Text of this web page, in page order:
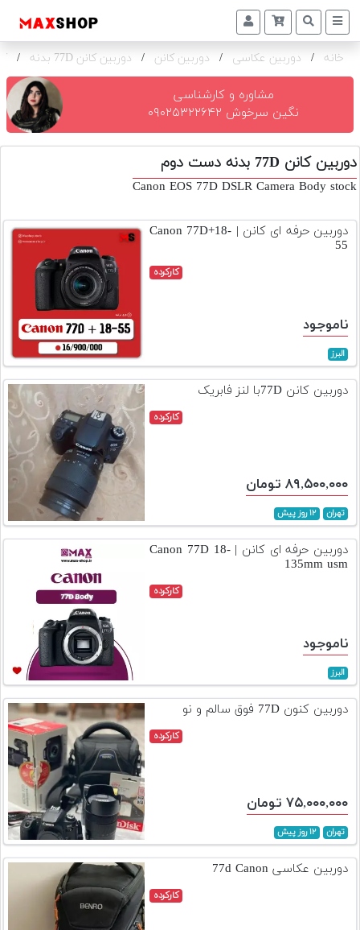
دوربین
و
تجهیزات
و
اکسسوری
دوم
اجاره
دوربین
و
تجهیزات
محصول
دست
دوم
لیست
قیمت
خانه / دوربین عکاسی / دوربین کانن / دوربین کانن 77D بدنه /
مشاوره و کارشناسی
نگین سرخوش ۰۹۰۲۵۳۲۲۶۴۲
دوربین کانن 77D بدنه دست دوم
Canon EOS 77D DSLR Camera Body stock
دوربین حرفه ای کانن | Canon 77D+18-
55
کارکرده
ناموجود
البرز
دوربین کانن 77Dبا لنز فابریک
کارکرده
۸۹,۵۰۰,۰۰۰ تومان
تهران ۱۲ روز پیش
دوربین حرفه ای کانن | Canon 77D 18-
135mm usm
کارکرده
ناموجود
البرز
دوربین کنون 77D فوق سالم و نو
کارکرده
۷۵,۰۰۰,۰۰۰ تومان
تهران ۱۲ روز پیش
دوربین عکاسی 77d Canon
کارکرده